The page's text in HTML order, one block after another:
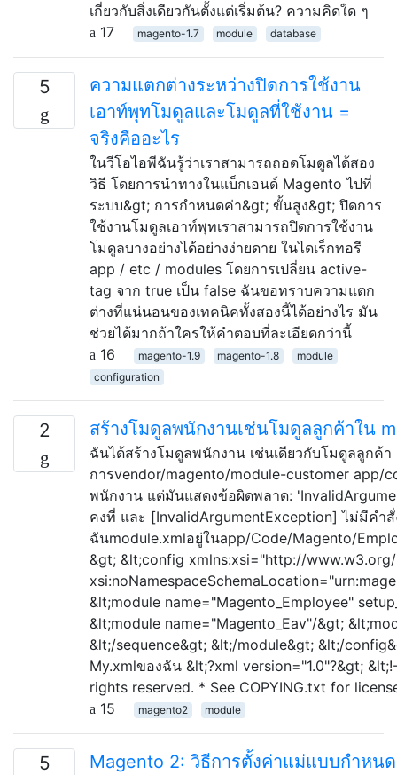
เกี่ยวกับสิ่งเดียวกันตั้งแต่เริ่มต้น? ความคิดใด ๆ
17
magento-1.7 module database
5
ความแตกต่างระหว่างปิดการใช้งาน
เอาท์พุทโมดูลและโมดูลที่ใช้งาน =
จริงคืออะไร
ในวีโอไอพีฉันรู้ว่าเราสามารถถอดโมดูลได้สอง
วิธี โดยการนำทางในแบ็กเอนด์ Magento ไปที่
ระบบ&gt; การกำหนดค่า&gt; ขั้นสูง&gt; ปิดการ
ใช้งานโมดูลเอาท์พุทเราสามารถปิดการใช้งาน
โมดูลบางอย่างได้อย่างง่ายดาย ในไดเร็กทอรี
app / etc / modules โดยการเปลี่ยน active-
tag จาก true เป็น false ฉันขอทราบความแตก
ต่างที่แน่นอนของเทคนิคทั้งสองนี้ได้อย่างไร มัน
ช่วยได้มากถ้าใครให้คำตอบที่ละเอียดกว่านี้
16
magento-1.9 magento-1.8
module
configuration
2 สร้างโมดูลพนักงานเช่นโมดูลลูกค้าใน
ฉันได้สร้างโมดูลพนักงาน เช่นเดียวกับโมดูลลูกค้
การvendor/magento/module-customer
พนักงาน แต่มันแสดงข้อผิดพลาด:
คงที่ และ [InvalidArgumentException] ไม่มีคำ
ฉันmodule.xmlอยู่ในapp/Code/Magento/
&gt; &lt;config xmlns:xsi="http://
&lt;module name="Magento_Employee"
&lt;module name="Magento_Eav"/&gt;
&lt;/sequence&gt; &lt;/module&gt; &lt;/
My.xmlของฉัน &lt;?xml version="1.0"?&gt;
rights reserved. * See COPYING.txt for
15
magento2 module
5 Magento 2: วิธีการตั้งค่าแม่แบบกำหน